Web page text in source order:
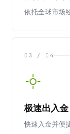
依托全球市场
03 / 04
极速出入金
快速入金并便